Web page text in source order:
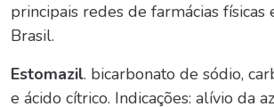
principais redes de farmácias
Brasil.
Estomazil. bicarbonato de sódio,
e ácido cítrico. Indicações: alívio da